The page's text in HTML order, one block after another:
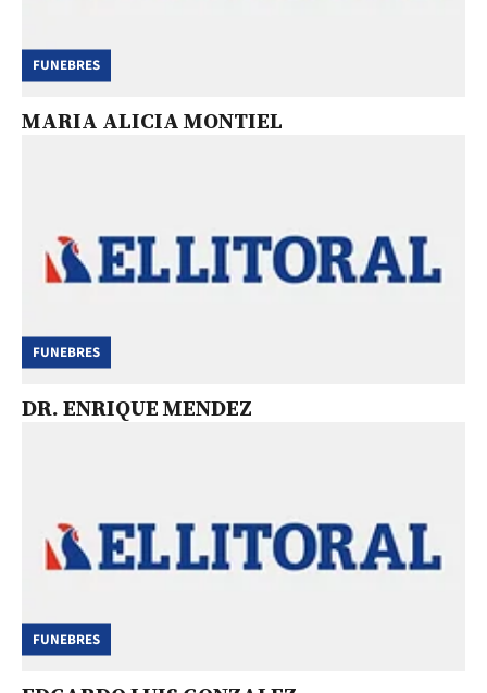
FUNEBRES
MARIA ALICIA MONTIEL
FUNEBRES
DR. ENRIQUE MENDEZ
FUNEBRES